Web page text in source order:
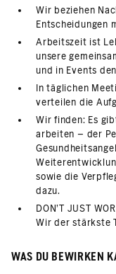
Wir beziehen
Entscheidungen
Arbeitszeit ist
unsere
und in Events
In täglichen
verteilen die
Wir finden: Es
arbeiten – der
sowie die
dazu.
DON’T JUST
Wir der stärkste
WAS DU BEWIRKEN